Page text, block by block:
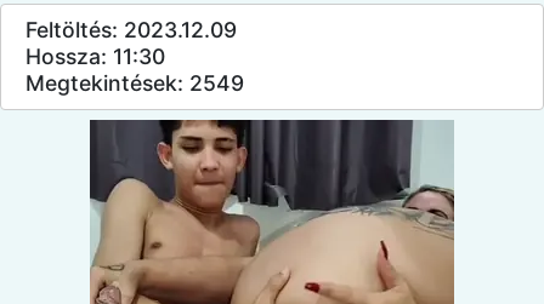
Feltöltés: 2023.12.09
Hossza: 11:30
Megtekintések: 2549